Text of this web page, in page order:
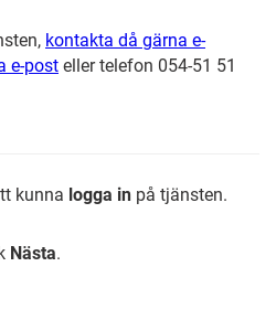
kontakta då gärna e-
e-post eller telefon 054-51 51
kunna logga in på tjänsten.
Nästa.